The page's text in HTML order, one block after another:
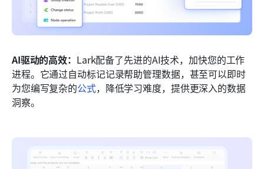
AI驱动的高效： Lark配备了先进的AI技术，加快您的工作
进程。它通过自动标记记录帮助管理数据，甚至可以即时
为您编写复杂的公式，降低学习难度，提供更深入的数据
洞察。